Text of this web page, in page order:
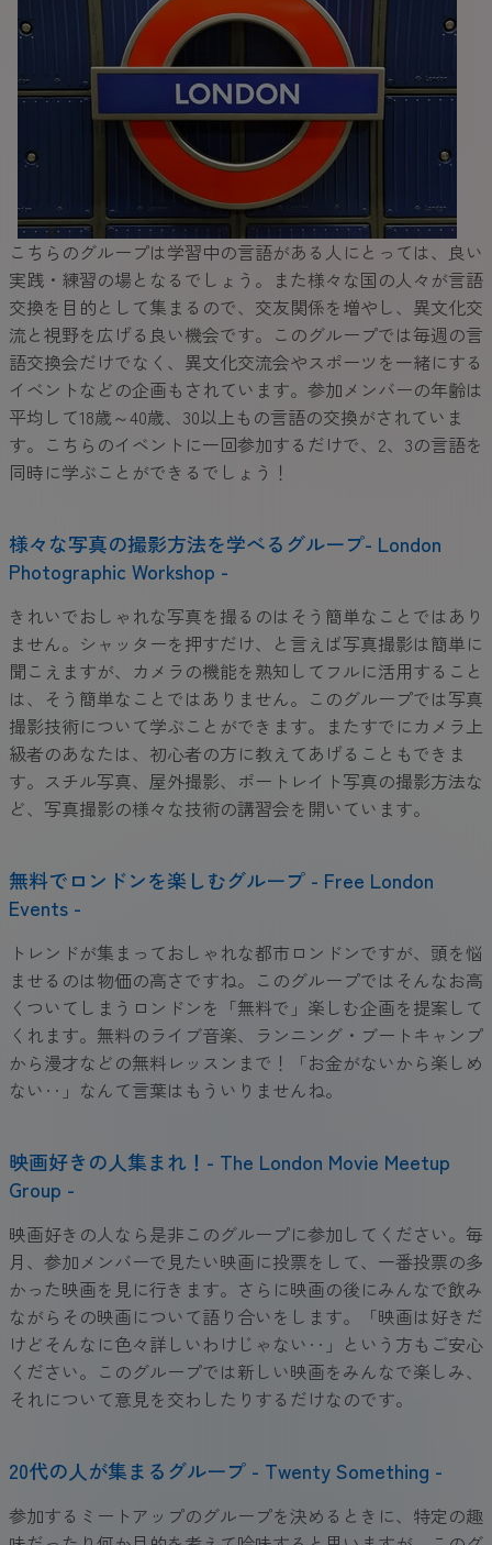
こちらのグループは学習中の言語がある人にとっては、良い
実践・練習の場となるでしょう。また様々な国の人々が言語
交換を目的として集まるので、交友関係を増やし、異文化交
流と視野を広げる良い機会です。このグループでは毎週の言
語交換会だけでなく、異文化交流会やスポーツを一緒にする
イベントなどの企画もされています。参加メンバーの年齢は
平均して18歳～40歳、30以上もの言語の交換がされていま
す。こちらのイベントに一回参加するだけで、2、3の言語を
同時に学ぶことができるでしょう！
様々な写真の撮影方法を学べるグループ- London
Photographic Workshop -
きれいでおしゃれな写真を撮るのはそう簡単なことではあり
ません。シャッターを押すだけ、と言えば写真撮影は簡単に
聞こえますが、カメラの機能を熟知してフルに活用すること
は、そう簡単なことではありません。このグループでは写真
撮影技術について学ぶことができます。またすでにカメラ上
級者のあなたは、初心者の方に教えてあげることもできま
す。スチル写真、屋外撮影、ポートレイト写真の撮影方法な
ど、写真撮影の様々な技術の講習会を開いています。
無料でロンドンを楽しむグループ - Free London
Events -
トレンドが集まっておしゃれな都市ロンドンですが、頭を悩
ませるのは物価の高さですね。このグループではそんなお高
くついてしまうロンドンを「無料で」楽しむ企画を提案して
くれます。無料のライブ音楽、ランニング・ブートキャンプ
から漫才などの無料レッスンまで！「お金がないから楽しめ
ない‥」なんて言葉はもういりませんね。
映画好きの人集まれ！- The London Movie Meetup
Group -
映画好きの人なら是非このグループに参加してください。毎
月、参加メンバーで見たい映画に投票をして、一番投票の多
かった映画を見に行きます。さらに映画の後にみんなで飲み
ながらその映画について語り合いをします。「映画は好きだ
けどそんなに色々詳しいわけじゃない‥」という方もご安心
ください。このグループでは新しい映画をみんなで楽しみ、
それについて意見を交わしたりするだけなのです。
20代の人が集まるグループ - Twenty Something -
参加するミートアップのグループを決めるときに、特定の趣